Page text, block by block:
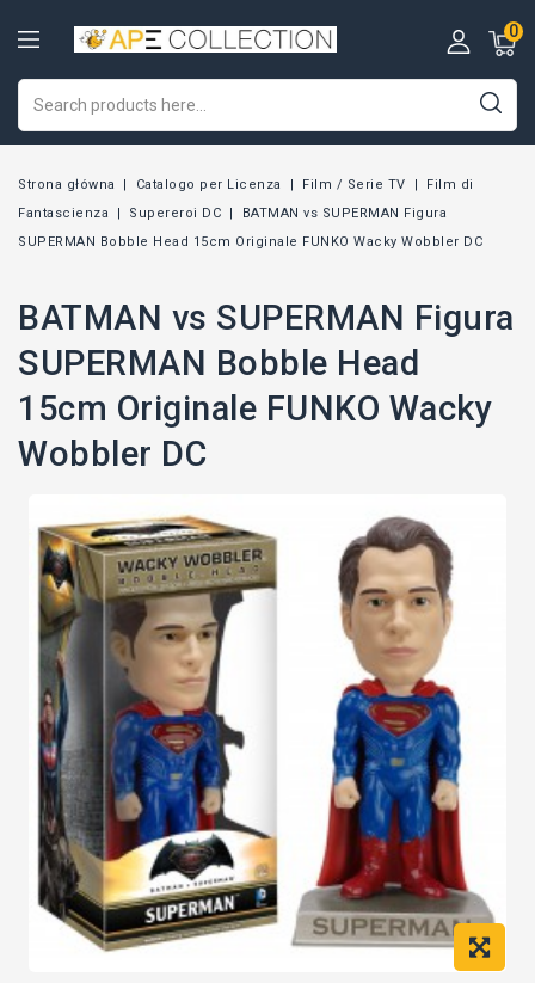
0
Strona główna Catalogo per Licenza Film / Serie TV
Film di
Fantascienza
Supereroi DC
BATMAN vs SUPERMAN Figura
SUPERMAN Bobble Head 15cm Originale FUNKO Wacky Wobbler DC
BATMAN vs SUPERMAN Figura
SUPERMAN Bobble Head
15cm Originale FUNKO Wacky
Wobbler DC